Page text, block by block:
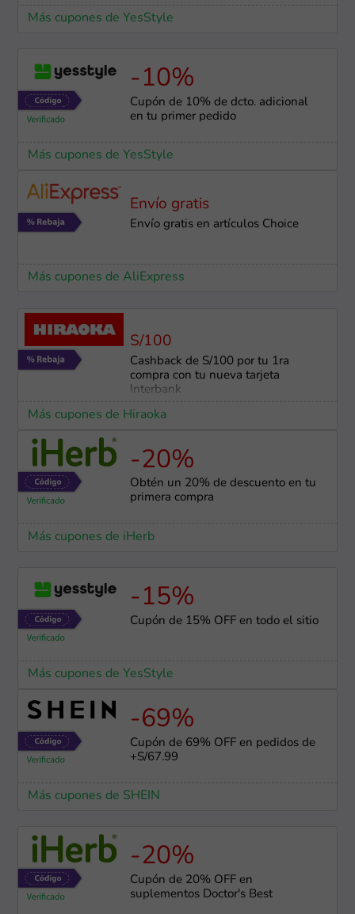
Más cupones de YesStyle
-10%
Cupón de 10% de dcto. adicional
en tu primer pedido
Más cupones de YesStyle
Envío gratis
Envío gratis en artículos Choice
Más cupones de AliExpress
S/100
Cashback de S/100 por tu 1ra
compra con tu nueva tarjeta
Interbank
Más cupones de Hiraoka
-20%
Obtén un 20% de descuento en tu
primera compra
Más cupones de iHerb
-15%
Cupón de 15% OFF en todo el sitio
Más cupones de YesStyle
-69%
Cupón de 69% OFF en pedidos de
+S/67.99
Más cupones de SHEIN
-20%
Cupón de 20% OFF en
suplementos Doctor's Best